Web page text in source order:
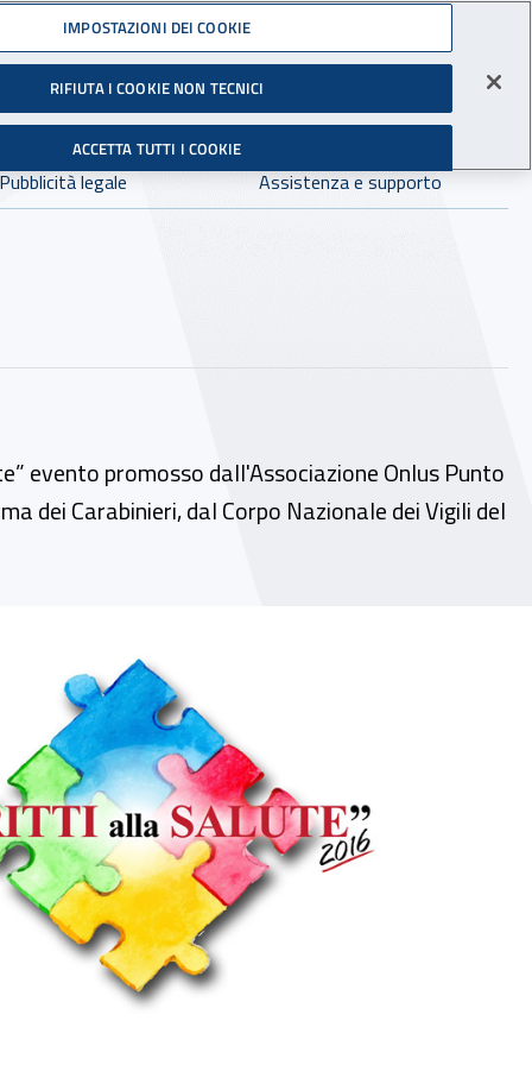
Infortuni sul Lavoro
Facebook - Sito esterno - Apertura in nuova finestra
X - Sito esterno - Apertura in nuova finestra
Instagram - Sito esterno - Apertura in
Linkedin - Sito esterno -
Youtube - Sito esterno -
Tiktok - SitoSpreaker -
Dove cercare:
in:tutto INAIL.it
Pubblicità legale Assistenza e supporto
evento promosso dall'Associazione Onlus Punto
dei Carabinieri, dal Corpo Nazionale dei Vigili del
IMPOSTAZIONI DEI COOKIE
RIFIUTA I COOKIE NON TECNICI
ACCETTA TUTTI I COOKIE